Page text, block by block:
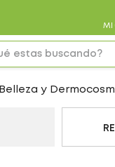
MI
Belleza y